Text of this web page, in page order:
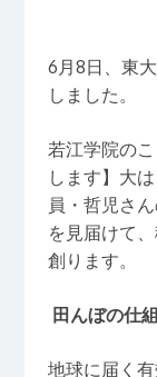
6月8日、東
しました。
若江学院の
します】大
員・哲児さ
を見届けて
創ります。
田んぼの仕
地球に届く